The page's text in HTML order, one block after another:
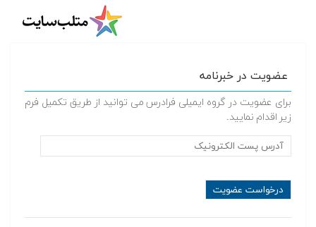
عضویت در خبرنامه
برای عضویت در گروه ایمیلی فرادرس می توانید از طریق تکمیل فرم
زیر اقدام نمایید.